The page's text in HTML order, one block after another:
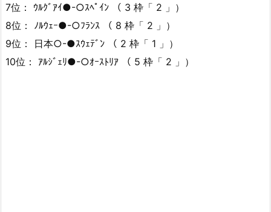
7位： ｳﾙｸﾞｱｲ●-○ｽﾍﾟｲﾝ （ 3 枠「 2 」）
8位： ﾉﾙｳｪｰ●-○ﾌﾗﾝｽ （ 8 枠「 2 」）
9位： 日本○-●ｽｳｪﾃﾞﾝ （ 2 枠「 1 」）
10位： ｱﾙｼﾞｪﾘ●-○ｵｰｽﾄﾘｱ （ 5 枠「 2 」）